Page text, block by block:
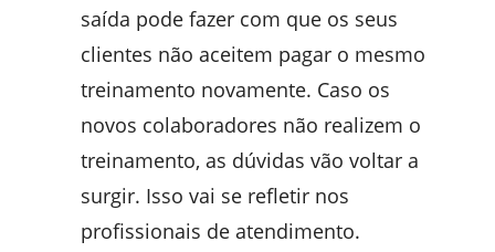
saída pode fazer com que os seus
clientes não aceitem pagar o mesmo
treinamento novamente. Caso os
novos colaboradores não realizem o
treinamento, as dúvidas vão voltar a
surgir. Isso vai se refletir nos
profissionais de atendimento.